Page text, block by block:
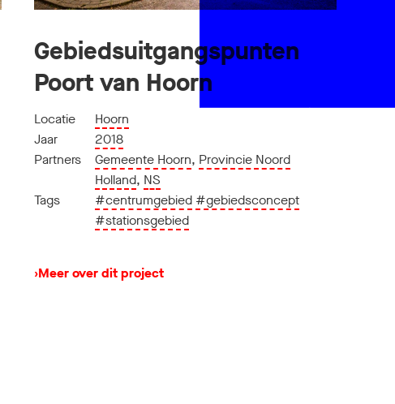
Gebiedsuitgangspunten
Poort van Hoorn
Locatie
Hoorn
Jaar
2018
Partners
Gemeente Hoorn, Provincie Noord
Holland, NS
Tags
#centrumgebied #gebiedsconcept
#stationsgebied
›Meer over dit project